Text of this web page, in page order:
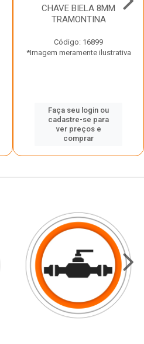
CHAVE BIELA 8MM
TRAMONTINA
Código: 16899
*Imagem meramente ilustrativa
Faça seu login ou
cadastre-se para
ver preços e
comprar